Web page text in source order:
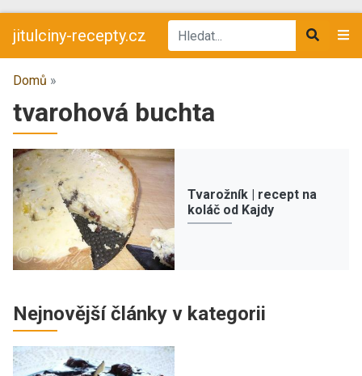
jitulciny-recepty.cz
Domů »
tvarohová buchta
Tvarožník | recept na
koláč od Kajdy
Nejnovější články v kategorii